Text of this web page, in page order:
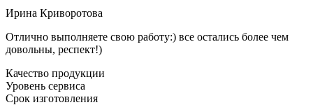
Ирина Криворотова
Отлично выполняете свою работу:) все остались более чем
довольны, респект!)
Качество продукции
Уровень сервиса
Срок изготовления